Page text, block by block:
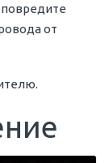
от